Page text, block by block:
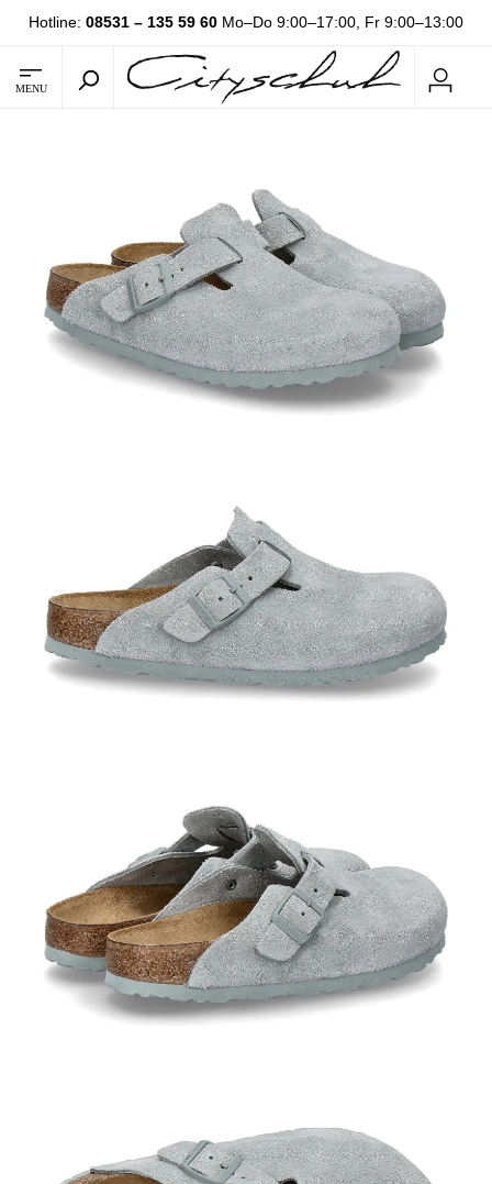
Hotline: 08531 – 135 59 60 Mo–Do 9:00–17:00, Fr 9:00–13:00
MENU